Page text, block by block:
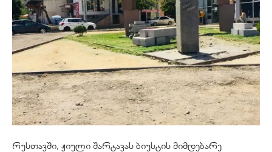
რუსთავში, ჟიული შარტავას ბიუსტის მიმდებარე